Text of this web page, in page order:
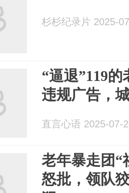
杉杉纪录片 2025-
“逼退”119
违规广告，
直言心语 2025-07-
老年暴走团“
怒批，领队